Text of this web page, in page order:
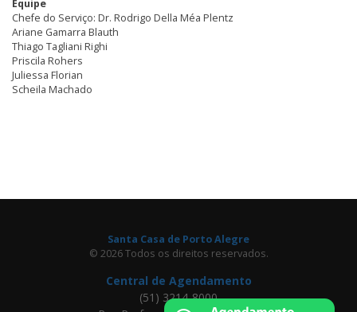
Equipe
Chefe do Serviço: Dr. Rodrigo Della Méa Plentz
Ariane Gamarra Blauth
Thiago Tagliani Righi
Priscila Rohers
Juliessa Florian
Scheila Machado
Santa Casa de Porto Alegre
© 2026 Todos os direitos reservados.
Central de Agendamento
(51) 3214-8000